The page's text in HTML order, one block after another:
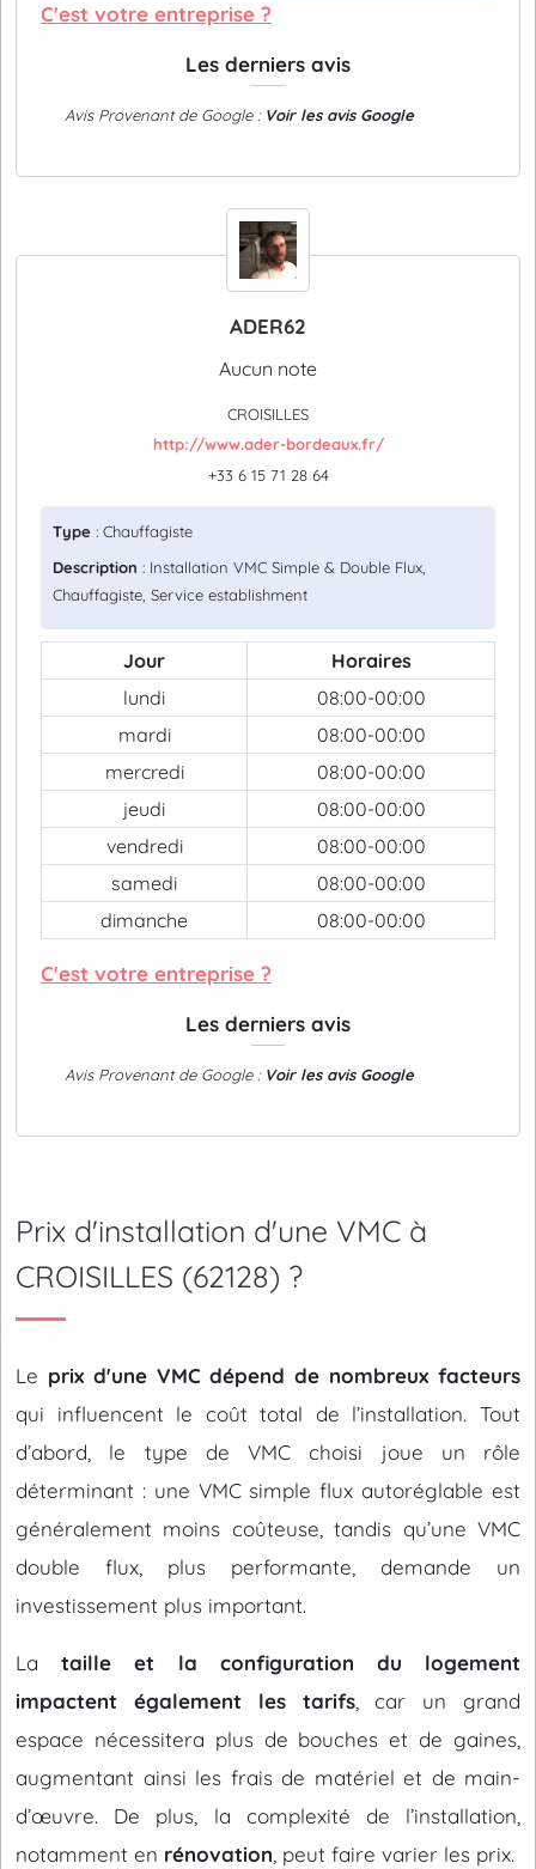
C'est votre entreprise ?
Les derniers avis
Avis Provenant de Google : Voir les avis Google
ADER62
Aucun note
CROISILLES
http://www.ader-bordeaux.fr/
+33 6 15 71 28 64
Type : Chauffagiste
Description : Installation VMC Simple & Double Flux,
Chauffagiste, Service establishment
Jour
Horaires
lundi
08:00-00:00
mardi
08:00-00:00
mercredi
08:00-00:00
jeudi
08:00-00:00
vendredi
08:00-00:00
samedi
08:00-00:00
dimanche
08:00-00:00
C'est votre entreprise ?
Les derniers avis
Avis Provenant de Google : Voir les avis Google
Prix d'installation d'une VMC à
CROISILLES (62128) ?
Le prix d'une VMC dépend de nombreux facteurs
qui influencent le coût total de l’installation. Tout
d’abord, le type de VMC choisi joue un rôle
déterminant : une VMC simple flux autoréglable est
généralement moins coûteuse, tandis qu’une VMC
double flux, plus performante, demande un
investissement plus important.
Lataille et la configuration du logement
impactent également les tarifs, car un grand
espace nécessitera plus de bouches et de gaines,
augmentant ainsi les frais de matériel et de main-
d’œuvre. De plus, la complexité de l’installation,
notamment en rénovation , peut faire varier les prix.